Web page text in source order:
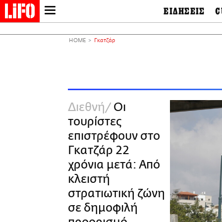
NEWSLETTER
ΑΜΠΑ
ΕΙΔΗΣΕΙΣ
TV & Media
&
HOME Γκατζάρ
Διεθνή
Οι
τουρίστες
επιστρέφουν στο
Γκατζάρ 22
χρόνια μετά: Από
κλειστή
στρατιωτική ζώνη
σε δημοφιλή